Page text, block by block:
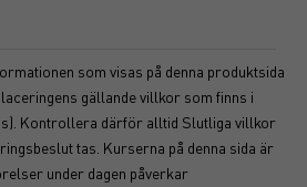
som visas på denna produktsida
gällande villkor som finns i
Kontrollera därför alltid Slutliga villkor
tas. Kurserna på denna sida är
under dagen påverkar